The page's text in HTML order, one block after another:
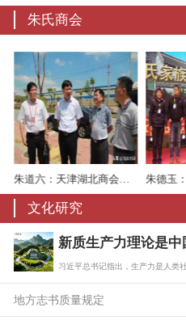
朱氏商会
朱道六：天津湖北商会会长
文化研究
地方志书质量规定